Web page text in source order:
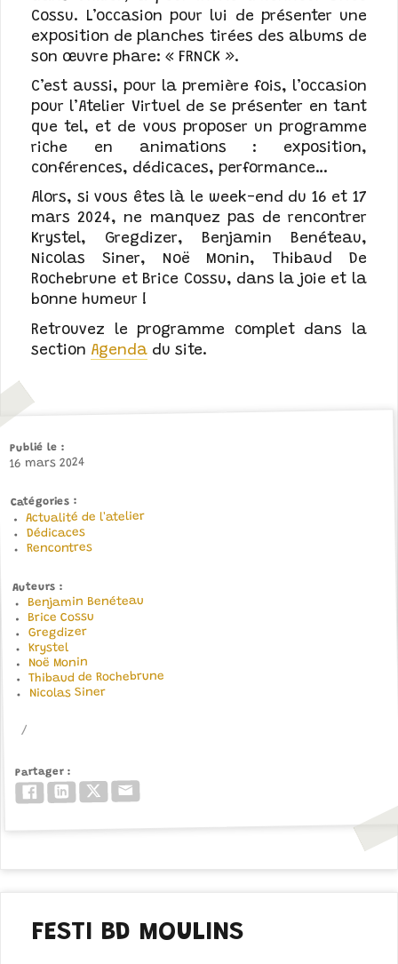
Cossu. L’occasion pour lui de présenter une
exposition de planches tirées des albums de
son œuvre phare: « FRNCK ».
C’est aussi, pour la première fois, l’occasion
pour l’Atelier Virtuel de se présenter en tant
que tel, et de vous proposer un programme
riche en animations : exposition,
conférences, dédicaces, performance…
Alors, si vous êtes là le week-end du 16 et 17
mars 2024, ne manquez pas de rencontrer
Krystel, Gregdizer, Benjamin Benéteau,
Nicolas Siner, Noë Monin, Thibaud De
Rochebrune et Brice Cossu, dans la joie et la
bonne humeur !
Retrouvez le programme complet dans la
section Agenda du site.
Publié le
16 mars 2024
Catégories
Actualité de l'atelier
Dédicaces
Rencontres
Auteurs
Benjamin Benéteau
Brice Cossu
Gregdizer
Krystel
Noë Monin
Thibaud de Rochebrune
Nicolas Siner
Partager
FacebookLinkedInTwitter/X
FESTI BD MOULINS